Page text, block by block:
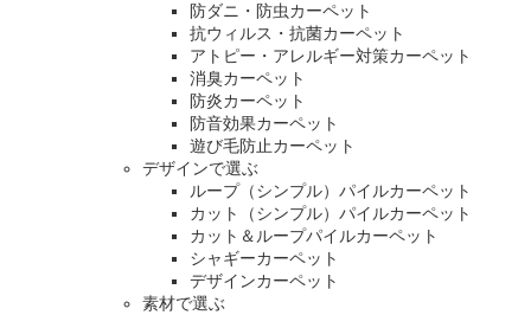
防ダニ・防虫カーペット
抗ウィルス・抗菌カーペット
アトピー・アレルギー対策カーペット
消臭カーペット
防炎カーペット
防音効果カーペット
遊び毛防止カーペット
デザインで選ぶ
ループ（シンプル）パイルカーペット
カット（シンプル）パイルカーペット
カット＆ループパイルカーペット
シャギーカーペット
デザインカーペット
素材で選ぶ